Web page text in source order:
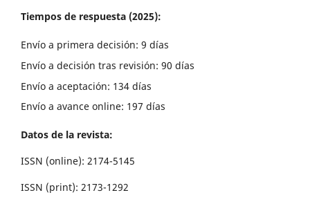
Tiempos de respuesta (2025):
Envío a primera decisión: 9 días
Envío a decisión tras revisión: 90 días
Envío a aceptación: 134 días
Envío a avance online: 197 días
Datos de la revista:
ISSN (online): 2174-5145
ISSN (print): 2173-1292